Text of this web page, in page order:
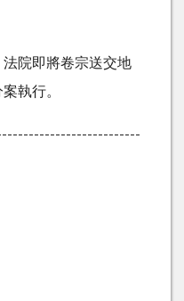
院即將卷宗送交地
執行。